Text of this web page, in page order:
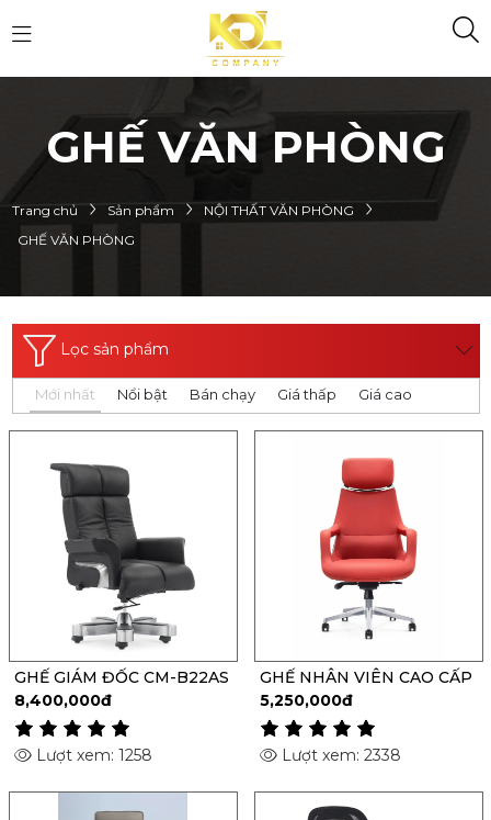
GHẾ VĂN PHÒNG
Trang chủ Sản phẩm
NỘI THẤT VĂN PHÒNG
GHẾ VĂN PHÒNG
Lọc sản phẩm
Mới nhất Nổi bật Bán chạy Giá thấp Giá cao
GHẾ GIÁM ĐỐC CM-B22AS
8,400,000đ
Lượt xem: 1258
GHẾ NHÂN VIÊN CAO CẤP
5,250,000đ
Lượt xem: 2338